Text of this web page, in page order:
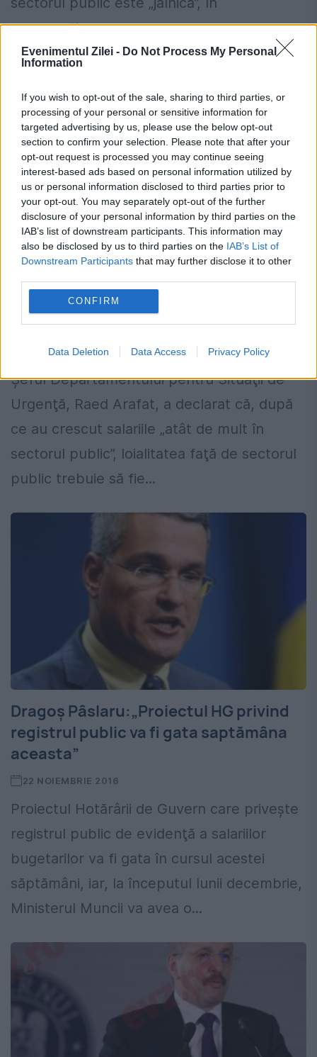
Evenimentul Zilei - Do Not Process My Personal
Information
If you wish to opt-out of the sale, sharing to third parties, or
processing of your personal or sensitive information for
targeted advertising by us, please use the below opt-out
section to confirm your selection. Please note that after your
opt-out request is processed you may continue seeing
interest-based ads based on personal information utilized by
us or personal information disclosed to third parties prior to
your opt-out. You may separately opt-out of the further
disclosure of your personal information by third parties on the
IAB’s list of downstream participants. This information may
also be disclosed by us to third parties on the IAB’s List of
Downstream Participants that may further disclose it to other
CONFIRM
Data Deletion Data Access Privacy Policy
comparație...
ARAFAT, DECLARAȚII INCENDIARE
pentru MEDICI. „Trebuie să ne
aşteptăm la un comportament foarte
corect”
27 OCTOMBRIE 2018
Şeful Departamentului pentru Situaţii de
Urgenţă, Raed Arafat, a declarat că, după
ce au crescut salariile „atât de mult în
sectorul public”, loialitatea faţă de sectorul
public trebuie să fie...
Dragoș Pâslaru:„Proiectul HG privind
registrul public va fi gata saptămâna
aceasta”
22 NOIEMBRIE 2016
Proiectul Hotărârii de Guvern care priveşte
registrul public de evidenţă a salariilor
bugetarilor va fi gata în cursul acestei
săptămâni, iar, la începutul lunii decembrie,
Ministerul Muncii va avea o...